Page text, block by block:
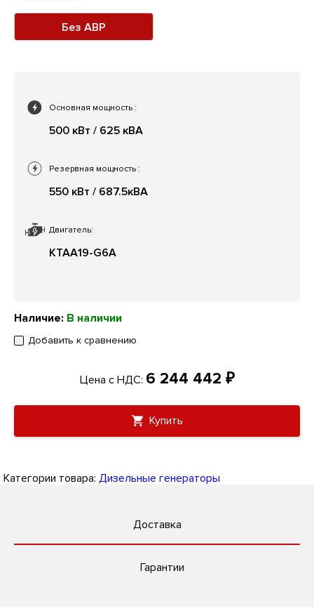
Без АВР
Основная мощность :
500 кВт / 625 кВА
Двигатель:
KTAA19-G6A
Резервная мощность :
550 кВт / 687.5кВА
Наличие: В наличии
Добавить к сравнению
Цена с НДС: 6 244 442 ₽
Купить
Категории товара: Дизельные генераторы
Доставка
Гарантии